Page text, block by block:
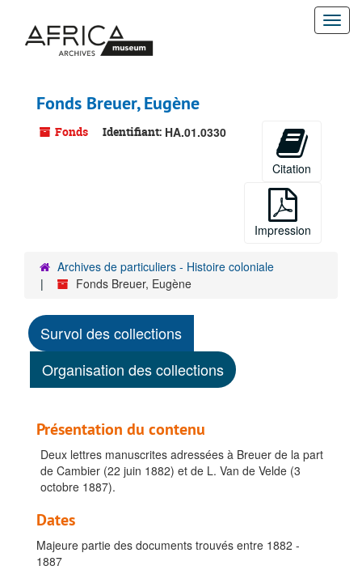
contenu
Fonds Breuer, Eugène
Fonds Identifiant: HA.01.0330
Citation
Impression
Archives de particuliers - Histoire coloniale
Fonds Breuer, Eugène
Survol des collections
Organisation des collections
Présentation du contenu
Deux lettres manuscrites adressées à Breuer de la part
de Cambier (22 juin 1882) et de L. Van de Velde (3
octobre 1887).
Dates
Majeure partie des documents trouvés entre 1882 -
1887